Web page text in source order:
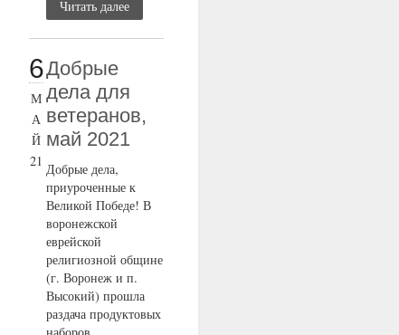
Читать далее
6
М
А
Й
21
Добрые
дела для
ветеранов,
май 2021
Добрые дела,
приуроченные к
Великой Победе! В
воронежской
еврейской
религиозной общине
(г. Воронеж и п.
Высокий) прошла
раздача продуктовых